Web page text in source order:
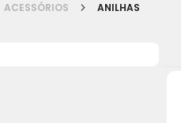
ACESSÓRIOS ANILHAS